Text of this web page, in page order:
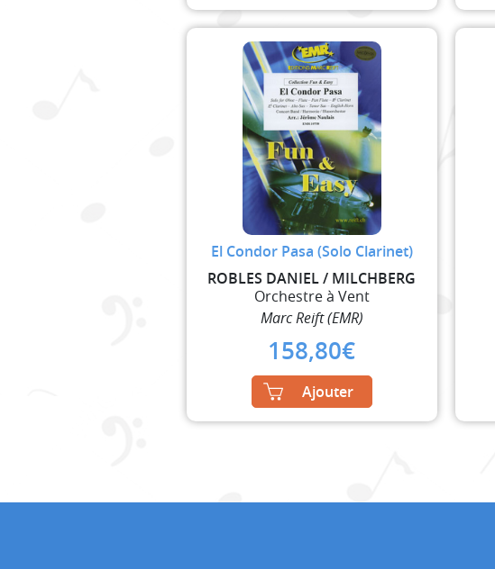
El Condor Pasa (Solo Clarinet)
ROBLES DANIEL / MILCHBERG
Orchestre à Vent
Marc Reift (EMR)
158,80€
Ajouter